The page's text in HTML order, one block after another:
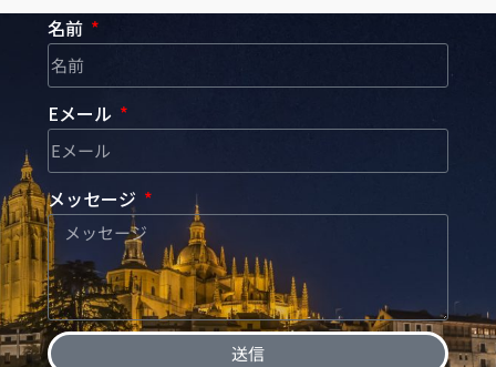
名前
Eメール
メッセージ
送信